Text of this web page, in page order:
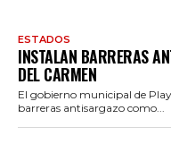
ESTADOS
INSTALAN BARRERAS
DEL CARMEN
El gobierno municipal de
barreras antisargazo como...